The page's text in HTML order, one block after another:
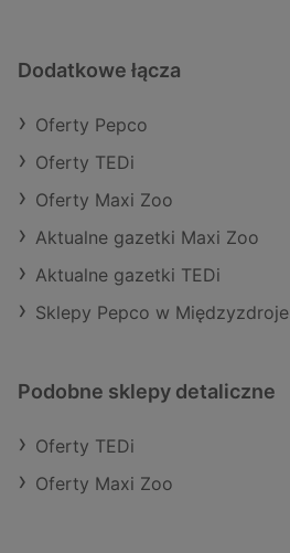
Dodatkowe łącza
Oferty Pepco
Oferty TEDi
Oferty Maxi Zoo
Aktualne gazetki Maxi Zoo
Aktualne gazetki TEDi
Sklepy Pepco w Międzyzdroje
Podobne sklepy detaliczne
Oferty TEDi
Oferty Maxi Zoo